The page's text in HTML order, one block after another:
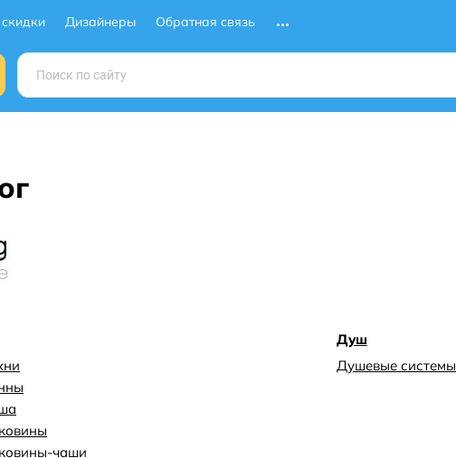
Дизайнеры Обратная связь
чаши
Душ
Душевые системы